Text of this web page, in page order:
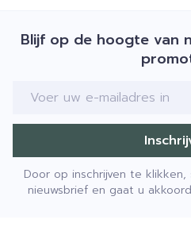
Blijf op de hoogte van
E-mail adres
Door op inschrijven te
nieuwsbrief en gaat u